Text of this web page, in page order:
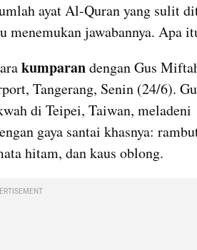
ayat Al-Quran yang sulit
menemukan jawabannya. Apa
kumparan dengan Gus
Tangerang, Senin (24/6).
di Teipei, Taiwan, meladeni
gaya santai khasnya:
hitam, dan kaus oblong.